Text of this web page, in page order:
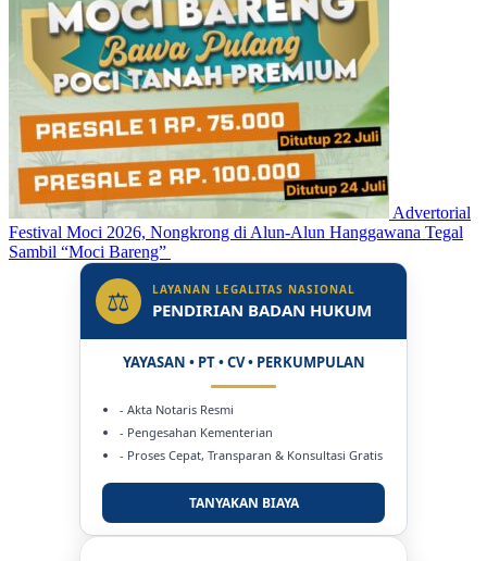
Advertorial
Festival Moci 2026, Nongkrong di Alun-Alun Hanggawana Tegal
Sambil “Moci Bareng”
⚖ LAYANAN LEGALITAS NASIONAL
PENDIRIAN BADAN HUKUM
YAYASAN • PT • CV • PERKUMPULAN
- Akta Notaris Resmi
- Pengesahan Kementerian
- Proses Cepat, Transparan & Konsultasi Gratis
TANYAKAN BIAYA